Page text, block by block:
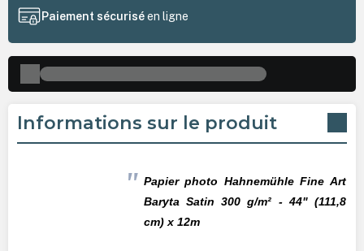
Paiement sécuriséen ligne
Informations sur le produit
Papier photo Hahnemühle Fine Art
Baryta Satin 300 g/m² - 44" (111,8
cm) x 12m